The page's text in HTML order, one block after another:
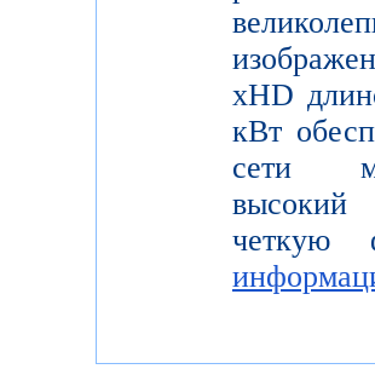
xHD
кВт
сети
высокий
четкую